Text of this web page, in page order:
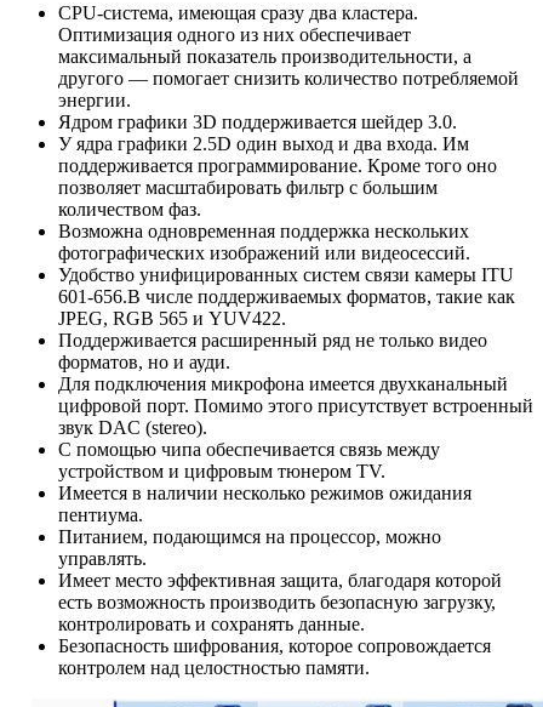
CPU-система, имеющая сразу два кластера.
Оптимизация одного из них обеспечивает
максимальный показатель производительности, а
другого — помогает снизить количество потребляемой
энергии.
Ядром графики 3D поддерживается шейдер 3.0.
У ядра графики 2.5D один выход и два входа. Им
поддерживается программирование. Кроме того оно
позволяет масштабировать фильтр с большим
количеством фаз.
Возможна одновременная поддержка нескольких
фотографических изображений или видеосессий.
Удобство унифицированных систем связи камеры ITU
601-656.В числе поддерживаемых форматов, такие как
JPEG, RGB 565 и YUV422.
Поддерживается расширенный ряд не только видео
форматов, но и ауди.
Для подключения микрофона имеется двухканальный
цифровой порт. Помимо этого присутствует встроенный
звук DAC (stereo).
С помощью чипа обеспечивается связь между
устройством и цифровым тюнером TV.
Имеется в наличии несколько режимов ожидания
пентиума.
Питанием, подающимся на процессор, можно
управлять.
Имеет место эффективная защита, благодаря которой
есть возможность производить безопасную загрузку,
контролировать и сохранять данные.
Безопасность шифрования, которое сопровождается
контролем над целостностью памяти.